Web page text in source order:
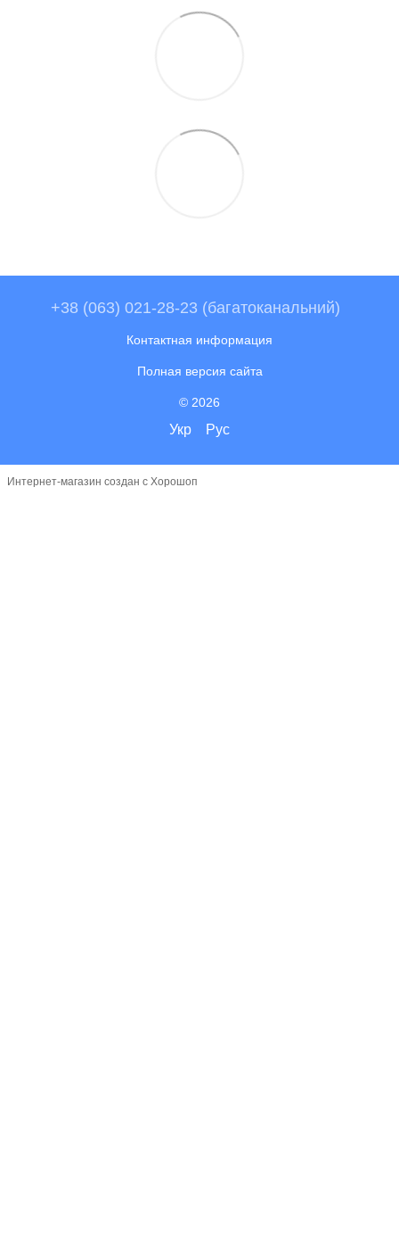
+38 (063) 021-28-23 (багатоканальний)
Контактная информация
Полная версия сайта
© 2026
Укр Рус
Интернет-магазин создан с Хорошоп